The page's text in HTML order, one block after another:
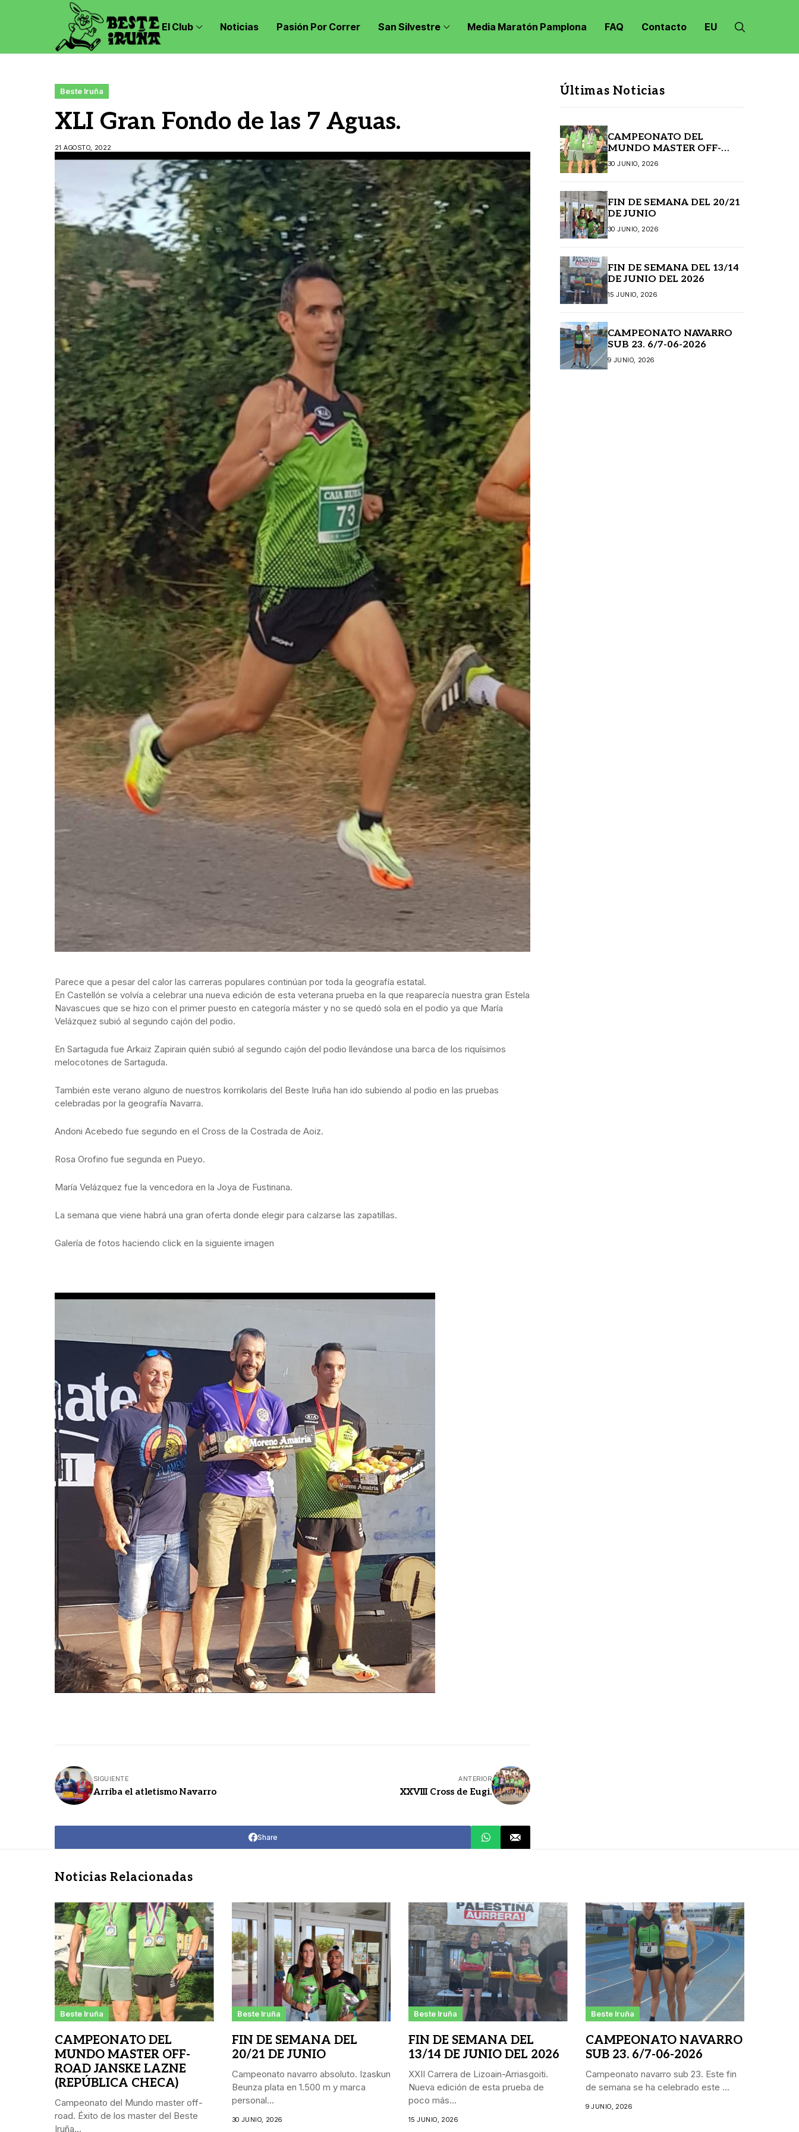
El Club Noticias Pasión Por Correr San Silvestre Media Maratón Pamplona FAQ Contacto EU
Beste Iruña
XLI Gran Fondo de las 7 Aguas.
21 AGOSTO, 2022
Parece que a pesar del calor las carreras populares continúan por toda la geografía estatal.
En Castellón se volvía a celebrar una nueva edición de esta veterana prueba en la que reaparecía nuestra gran Estela
Navascues que se hizo con el primer puesto en categoría máster y no se quedó sola en el podio ya que María
Velázquez subió al segundo cajón del podio.
En Sartaguda fue Arkaiz Zapirain quién subió al segundo cajón del podio llevándose una barca de los riquísimos
melocotones de Sartaguda.
También este verano alguno de nuestros korrikolaris del Beste Iruña han ido subiendo al podio en las pruebas
celebradas por la geografía Navarra.
Andoni Acebedo fue segundo en el Cross de la Costrada de Aoiz.
Rosa Orofino fue segunda en Pueyo.
María Velázquez fue la vencedora en la Joya de Fustinana.
La semana que viene habrá una gran oferta donde elegir para calzarse las zapatillas.
Galería de fotos haciendo click en la siguiente imagen
SIGUIENTE
Arriba el atletismo Navarro
ANTERIOR
XXVIII Cross de Eugi.
Share
Últimas Noticias
CAMPEONATO DEL
MUNDO MASTER OFF-
ROAD JANSKE LAZNE
(REPÚBLICA CHECA)
30 JUNIO, 2026
FIN DE SEMANA DEL 20/21
DE JUNIO
30 JUNIO, 2026
FIN DE SEMANA DEL 13/14
DE JUNIO DEL 2026
15 JUNIO, 2026
CAMPEONATO NAVARRO
SUB 23. 6/7-06-2026
9 JUNIO, 2026
Noticias Relacionadas
Beste Iruña
CAMPEONATO DEL
MUNDO MASTER OFF-
ROAD JANSKE LAZNE
(REPÚBLICA CHECA)
Campeonato del Mundo master off-
road. Éxito de los master del Beste
Iruña...
Beste Iruña
FIN DE SEMANA DEL
20/21 DE JUNIO
Campeonato navarro absoluto. Izaskun
Beunza plata en 1.500 m y marca
personal...
30 JUNIO, 2026
Beste Iruña
FIN DE SEMANA DEL
13/14 DE JUNIO DEL 2026
XXII Carrera de Lizoain-Arriasgoiti.
Nueva edición de esta prueba de
poco más...
15 JUNIO, 2026
Beste Iruña
CAMPEONATO NAVARRO
SUB 23. 6/7-06-2026
Campeonato navarro sub 23. Este fin
de semana se ha celebrado este ...
9 JUNIO, 2026